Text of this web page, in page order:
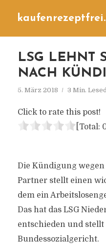
LSG LEHNT
NACH
5. März 2018 3 Min.
Click to rate this post!
[Total:
Die Kündigung
Partner stellt einen
dem ein
Das hat das LSG
entschieden und stellt
Bundessozialgericht.